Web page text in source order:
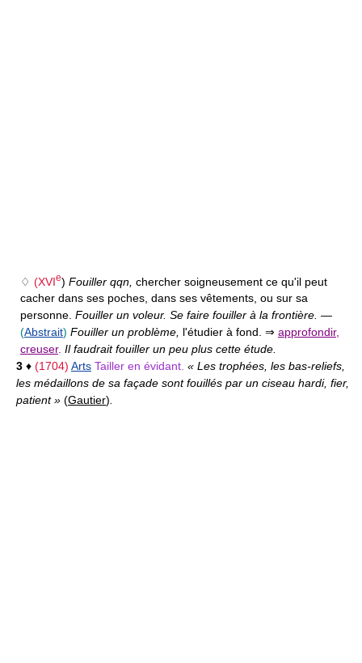
♢ (XVIe) Fouiller qqn, chercher soigneusement ce qu'il peut
cacher dans ses poches, dans ses vêtements, ou sur sa
personne. Fouiller un voleur. Se faire fouiller à la frontière. —
(Abstrait) Fouiller un problème, l'étudier à fond. ⇒ approfondir,
creuser. Il faudrait fouiller un peu plus cette étude.
3 ♦ (1704) Arts Tailler en évidant. « Les trophées, les bas-reliefs,
les médaillons de sa façade sont fouillés par un ciseau hardi, fier,
patient » (Gautier).